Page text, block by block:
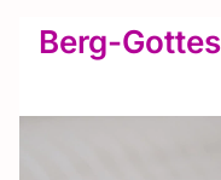
Berg-